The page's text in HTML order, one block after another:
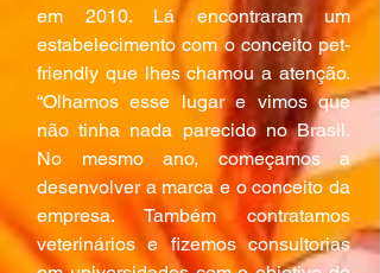
em 2010. Lá encontraram um
estabelecimento com o conceito pet-
friendly que lhes chamou a atenção.
“Olhamos esse lugar e vimos que
não tinha nada parecido no Brasil.
No mesmo ano, começamos a
desenvolver a marca e o conceito da
empresa. Também contratamos
veterinários e fizemos consultorias